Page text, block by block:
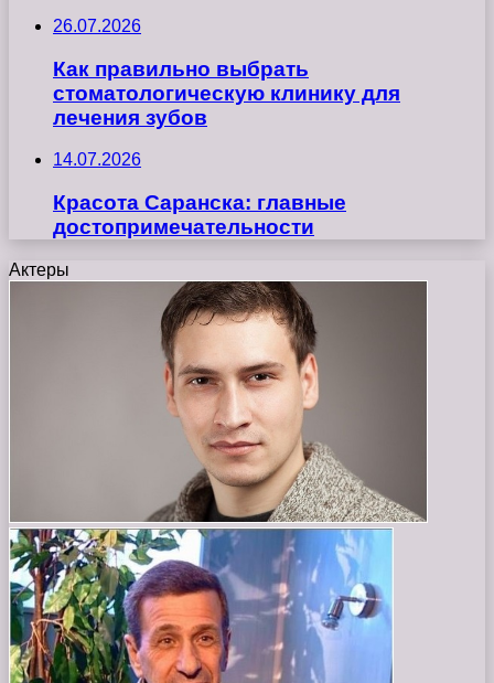
26.07.2026
Как правильно выбрать
стоматологическую клинику для
лечения зубов
14.07.2026
Красота Саранска: главные
достопримечательности
Актеры